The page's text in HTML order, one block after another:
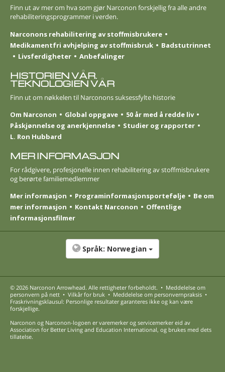
Finn ut av mer om hva som gjør Narconon forskjellig fra alle andre
rehabiliterings­programmer i verden.
Narconons rehabilitering av stoffmisbrukere
Medikamentfri avhjelping av stoffmisbruk
Badstutrinnet
Livsferdigheter
Anbefalinger
HISTORIEN VÅR.
TEKNOLOGIEN VÅR
Finn ut om nøkkelen til Narconons suksessfylte historie
Om Narconon
Global oppgave
50 år med å redde liv
Påskjønnelse og anerkjennelse
Studier og rapporter
L. Ron Hubbard
MER INFORMASJON
For rådgivere, profesjonelle innen rehabilitering av stoffmisbrukere
og berørte familie­medlemmer
Mer informasjon
Program­informasjons­portefølje
Be om
mer informasjon
Kontakt Narconon
Offentlige
informasjonsfilmer
Språk: Norwegian
© 2026 Narconon Arrowhead. Alle rettigheter forbeholdt. • Meddelelse om
personvern på nett • Vilkår for bruk • Meddelelse om personvernpraksis •
Fraskrivningsklausul: Personlige resultater garanteres ikke og kan være
forskjellige.
Narconon og Narconon-logoen er varemerker og servicemerker eid av
Association for Better Living and Education International, og brukes med dets
tillatelse.